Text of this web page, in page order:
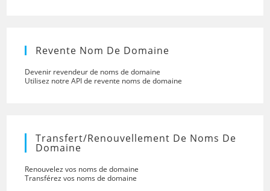
Revente Nom De Domaine
Devenir revendeur de noms de domaine
Utilisez notre API de revente noms de domaine
Transfert/renouvellement De Noms De
Domaine
Renouvelez vos noms de domaine
Transférez vos noms de domaine